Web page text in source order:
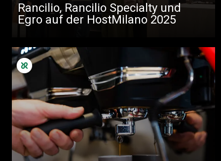
Rancilio, Rancilio Specialty und
Egro auf der HostMilano 2025